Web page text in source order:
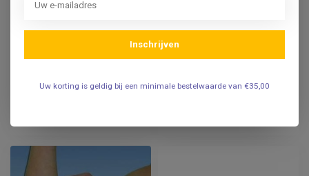
bloeddrukmeter
AFIB
Incl. btw Incl. btw
Inschrijven
Uw korting is geldig bij een minimale bestelwaarde van €35,00